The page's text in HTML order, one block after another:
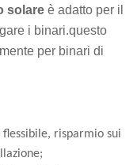
solare è adatto per il
i binari.questo
per binari di
risparmio sui